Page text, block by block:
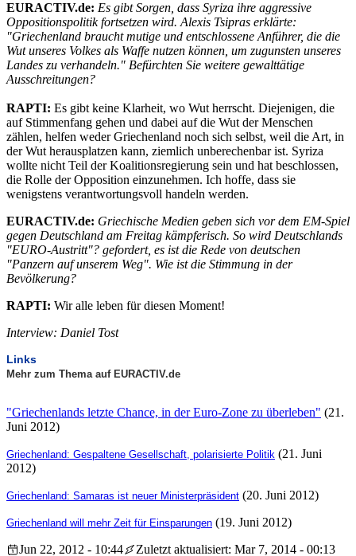
EURACTIV.de: Es gibt Sorgen, dass Syriza ihre aggressive
Oppositionspolitik fortsetzen wird. Alexis Tsipras erklärte:
"Griechenland braucht mutige und entschlossene Anführer, die die
Wut unseres Volkes als Waffe nutzen können, um zugunsten unseres
Landes zu verhandeln." Befürchten Sie weitere gewalttätige
Ausschreitungen?
RAPTI: Es gibt keine Klarheit, wo Wut herrscht. Diejenigen, die
auf Stimmenfang gehen und dabei auf die Wut der Menschen
zählen, helfen weder Griechenland noch sich selbst, weil die Art, in
der Wut herausplatzen kann, ziemlich unberechenbar ist. Syriza
wollte nicht Teil der Koalitionsregierung sein und hat beschlossen,
die Rolle der Opposition einzunehmen. Ich hoffe, dass sie
wenigstens verantwortungsvoll handeln werden.
EURACTIV.de: Griechische Medien geben sich vor dem EM-Spiel
gegen Deutschland am Freitag kämpferisch. So wird Deutschlands
"EURO-Austritt"? gefordert, es ist die Rede von deutschen
"Panzern auf unserem Weg". Wie ist die Stimmung in der
Bevölkerung?
RAPTI: Wir alle leben für diesen Moment!
Interview: Daniel Tost
Links
Mehr zum Thema auf EURACTIV.de
"Griechenlands letzte Chance, in der Euro-Zone zu überleben" (21.
Juni 2012)
Griechenland: Gespaltene Gesellschaft, polarisierte Politik (21. Juni
2012)
Griechenland: Samaras ist neuer Ministerpräsident (20. Juni 2012)
Griechenland will mehr Zeit für Einsparungen (19. Juni 2012)
Jun 22, 2012 - 10:44
Zuletzt aktualisiert: Mar 7, 2014 - 00:13